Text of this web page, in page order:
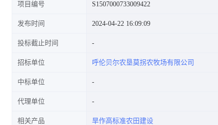
项目编号 S1507000733009422
发布时间 2024-04-22 16:09:09
投标截止时间
招标单位 呼伦贝尔农垦莫拐农牧场有限公司
中标单位
代理单位
相关产品 旱作高标准农田建设